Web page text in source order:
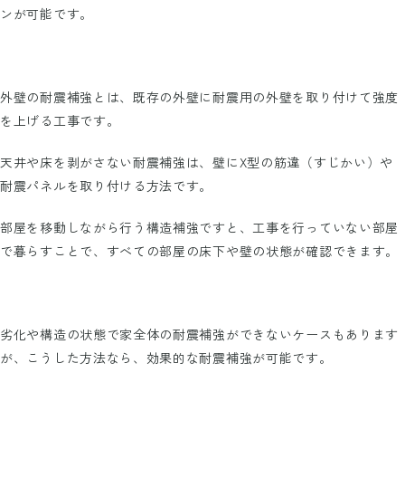
ンが可能です。
外壁の耐震補強とは、既存の外壁に耐震用の外壁を取り付けて強度
を上げる工事です。
天井や床を剥がさない耐震補強は、壁にX型の筋違（すじかい）や
耐震パネルを取り付ける方法です。
部屋を移動しながら行う構造補強ですと、工事を行っていない部屋
で暮らすことで、すべての部屋の床下や壁の状態が確認できます。
劣化や構造の状態で家全体の耐震補強ができないケースもあります
が、こうした方法なら、効果的な耐震補強が可能です。